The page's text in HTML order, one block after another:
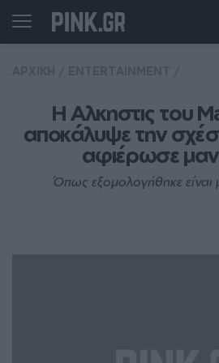
Η Αλκηστις του
αποκάλυψε την
αφιέρωσε
Όπως εξομολογήθηκε είναι